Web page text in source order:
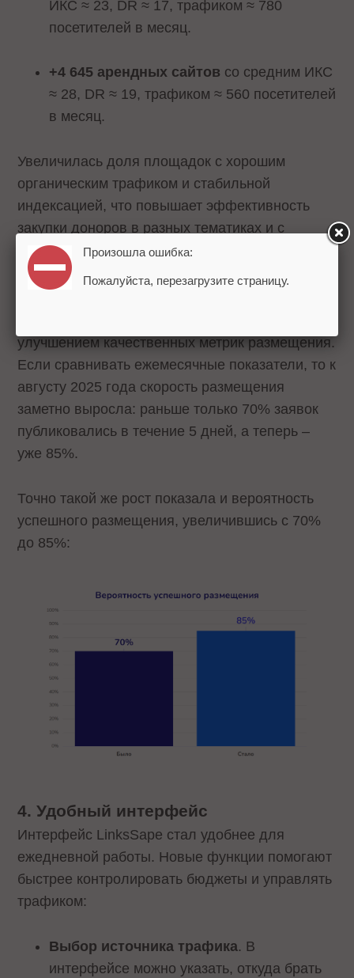
ИКС ≈ 23, DR ≈ 17, трафиком ≈ 780
посетителей в месяц.
+4 645 арендных сайтов со средним ИКС
≈ 28, DR ≈ 19, трафиком ≈ 560 посетителей
в месяц.
Увеличилась доля площадок с хорошим
органическим трафиком и стабильной
индексацией, что повышает эффективность
закупки доноров в разных тематиках и с
разными бюджетами.
улучшением качественных метрик размещения.
Если сравнивать ежемесячные показатели, то к
августу 2025 года скорость размещения
заметно выросла: раньше только 70% заявок
публиковались в течение 5 дней, а теперь –
уже 85%.
Точно такой же рост показала и вероятность
успешного размещения, увеличившись с 70%
до 85%:
4. Удобный интерфейс
Интерфейс LinksSape стал удобнее для
ежедневной работы. Новые функции помогают
быстрее контролировать бюджеты и управлять
трафиком:
Выбор источника трафика. В
интерфейсе можно указать, откуда брать
Произошла ошибка:
Пожалуйста, перезагрузите страницу.